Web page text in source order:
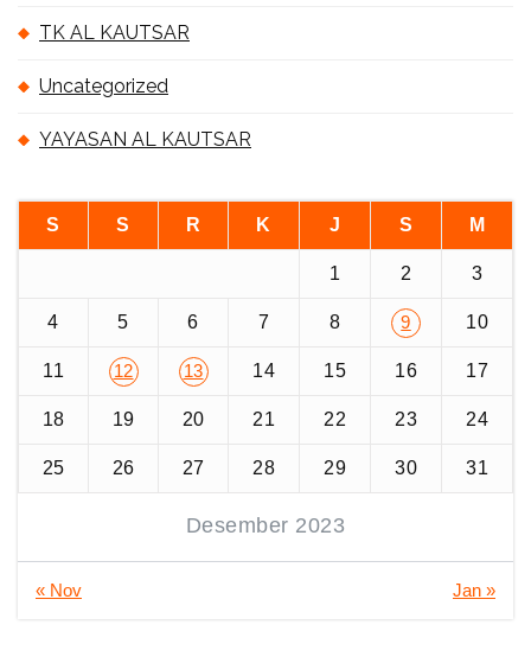
TK AL KAUTSAR
Uncategorized
YAYASAN AL KAUTSAR
Desember 2023
S S R K J S M
1 2 3
4 5 6 7 8 9 10
11 12 13 14 15 16 17
18 19 20 21 22 23 24
25 26 27 28 29 30 31
« Nov Jan »